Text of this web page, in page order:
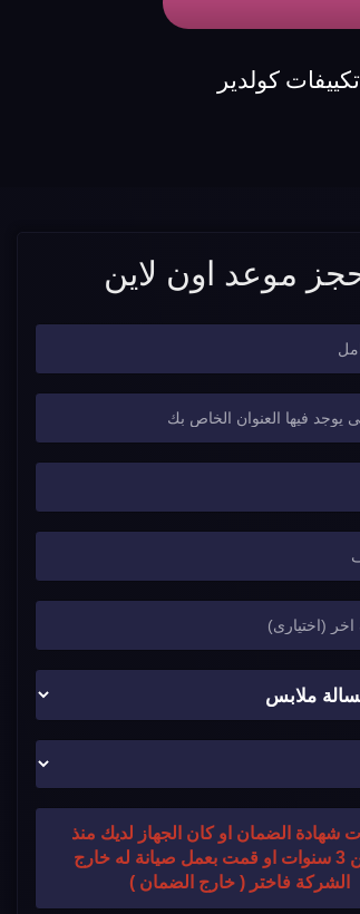
كولدير
موعد اون لاين
شهادة الضمان او كان الجهاز لديك منذ
اكثر من 3 سنوات او قمت بعمل صيانة له خارج
الشركة فاختر ( خارج الضمان )